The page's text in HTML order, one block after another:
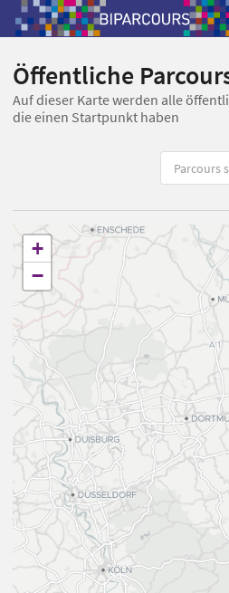
Öffentliche
Auf dieser Karte werden alle
die einen Startpunkt haben
+
−